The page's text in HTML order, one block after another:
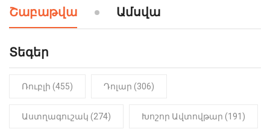
ԼՈՒՐԵՐ 19:15
կսահմանվի․ Հայտնի է՝ ովքեր են
օգտվելու դրանից
Շաբաթվա Ամսվա
Տեգեր
Ռուբլի (455) Դոլար (306)
Աստղագուշակ (274) Խոշոր Ավտովթար (191)